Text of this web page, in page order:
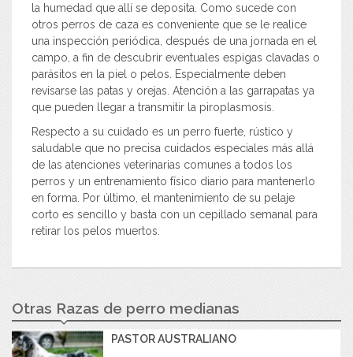
la humedad que allí se deposita. Como sucede con
otros perros de caza es conveniente que se le realice
una inspección periódica, después de una jornada en el
campo, a fin de descubrir eventuales espigas clavadas o
parásitos en la piel o pelos. Especialmente deben
revisarse las patas y orejas. Atención a las garrapatas ya
que pueden llegar a transmitir la piroplasmosis.
Respecto a su cuidado es un perro fuerte, rústico y
saludable que no precisa cuidados especiales más allá
de las atenciones veterinarias comunes a todos los
perros y un entrenamiento físico diario para mantenerlo
en forma. Por último, el mantenimiento de su pelaje
corto es sencillo y basta con un cepillado semanal para
retirar los pelos muertos.
Otras Razas de perro medianas
PASTOR AUSTRALIANO